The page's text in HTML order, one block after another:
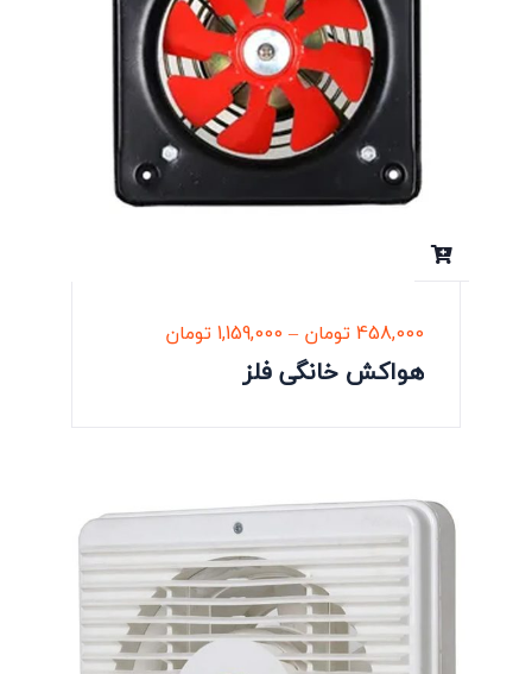
458,000تومان –
1,159,000تومان
هواکش خانگی فلز